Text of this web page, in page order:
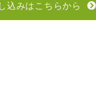
込みはこちらから